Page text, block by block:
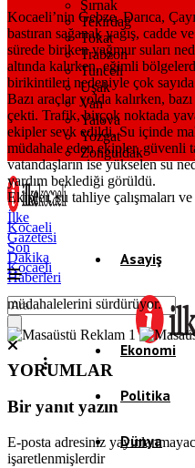
Şırnak
Tekirdağ
Tokat
Trabzon
Tunceli
Uşak
Van
Yalova
Yozgat
Zonguldak
İlke
Kocaeli
Gazetesi
Son
Dakika
Kocaeli
Haberleri
Asayiş
Gündem
Ekonomi
Politika
Dünya
Kocaeli’nin Gebze, Darıca,
bastıran sağanak yağış, cadde
sürede biriken yağmur suları
altında kalırken, eğimli
birikintileri nedeniyle çok
Bazı araçlar yolda kalırken,
çekti. Trafik, birçok noktada
ekipler sevk edildi. Su içinde
müdahale eden ekipler, güvenli
vatandaşların ise yükselen su
yardım beklediği görüldü.
Ekipler, su tahliye çalışmaları
müdahalelerini sürdürüyor.
YORUMLAR
Bir yanıt yazın
E-posta adresiniz
işaretlenmişlerdir